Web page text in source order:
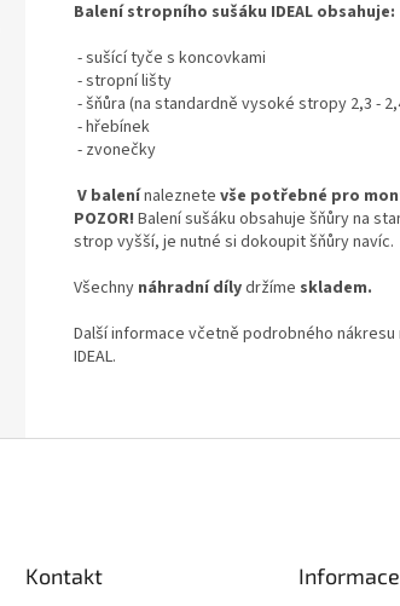
Balení stropního sušáku IDEAL obsahuje:
- sušící tyče s koncovkami
- stropní lišty
- šňůra (na standardně vysoké stropy 2,3 -
- hřebínek
- zvonečky
V balenínaleznete vše potřebné pro
POZOR! Balení sušáku obsahuje šňůry na
strop vyšší, je nutné si dokoupit šňůry navíc.
Všechny náhradní dílydržíme skladem.
Další informace včetně podrobného
IDEAL.
Kontakt